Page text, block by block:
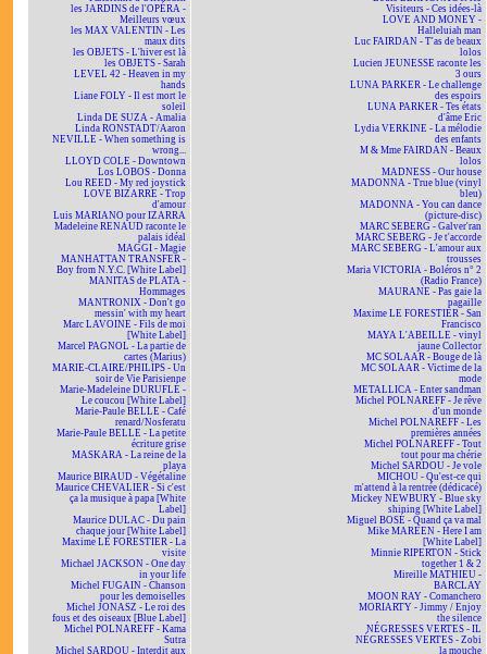
les JARDINS de l'OPÉRA -
Meilleurs vœux
les MAX VALENTIN - Les
maux dits
les OBJETS - L'hiver est là
les OBJETS - Sarah
LEVEL 42 - Heaven in my
hands
Liane FOLY - Il est mort le
soleil
Linda DE SUZA - Amalia
Linda RONSTADT/Aaron
NEVILLE - When something is
wrong...
LLOYD COLE - Downtown
Los LOBOS - Donna
Lou REED - My red joystick
LOVE BIZARRE - Trop
d'amour
Luis MARIANO pour IZARRA
Madeleine RENAUD raconte le
palais idéal
MAGGI - Magie
MANHATTAN TRANSFER -
Boy from N.Y.C. [White Label]
MANITAS de PLATA -
Hommages
MANTRONIX - Don't go
messin' with my heart
Marc LAVOINE - Fils de moi
[White Label]
Marcel PAGNOL - La partie de
cartes (Marius)
MARIE-CLAIRE/PHILIPS - Un
soir de Vie Parisienne
Marie-Madeleine DURUFLÉ -
Le coucou [White Label]
Marie-Paule BELLE - Café
renard/Nosferatu
Marie-Paule BELLE - La petite
écriture grise
MASKARA - La reine de la
playa
Maurice BIRAUD - Végétaline
Maurice CHEVALIER - Si c'est
ça la musique à papa [White
Label]
Maurice DULAC - Du pain
chaque jour [White Label]
Maxime LE FORESTIER - La
visite
Michael JACKSON - One day
in your life
Michel FUGAIN - Chanson
pour les demoiselles
Michel JONASZ - Le roi des
fous et des oiseaux [Blue Label]
Michel POLNAREFF - Kama
Sutra
Michel SARDOU - Interdit aux
Visiteurs - Ces idées-là
LOVE AND MONEY -
Halleluiah man
Luc FAIRDAN - T'as de beaux
lolos
Lucien JEUNESSE raconte les
3 ours
LUNA PARKER - Le challenge
des espoirs
LUNA PARKER - Tes états
d'âme Eric
Lydia VERKINE - La mélodie
des enfants
M & Mme FAIRDAN - Beaux
lolos
MADNESS - Our house
MADONNA - True blue (vinyl
bleu)
MADONNA - You can dance
(picture-disc)
MARC SEBERG - Galver'ran
MARC SEBERG - Je t'accorde
MARC SEBERG - L'amour aux
trousses
Maria VICTORIA - Boléros n° 2
(Radio France)
MAURANE - Pas gaie la
pagaille
Maxime LE FORESTIER - San
Francisco
MAYA L'ABEILLE - vinyl
jaune Collector
MC SOLAAR - Bouge de là
MC SOLAAR - Victime de la
mode
METALLICA - Enter sandman
Michel POLNAREFF - Je rêve
d'un monde
Michel POLNAREFF - Les
premières années
Michel POLNAREFF - Tout
tout pour ma chérie
Michel SARDOU - Je vole
MICHOU - Qu'est-ce qui
m'attend à la rentrée (dédicacé)
Mickey NEWBURY - Blue sky
shining [White Label]
Miguel BOSÉ - Quand ça va mal
Mike MAREEN - Here I am
[White Label]
Minnie RIPERTON - Stick
together 1 & 2
Mireille MATHIEU -
BARCLAY
MOON RAY - Comanchero
MORIARTY - Jimmy / Enjoy
the silence
NÉGRESSES VERTES - IL
NÉGRESSES VERTES - Zobi
la mouche